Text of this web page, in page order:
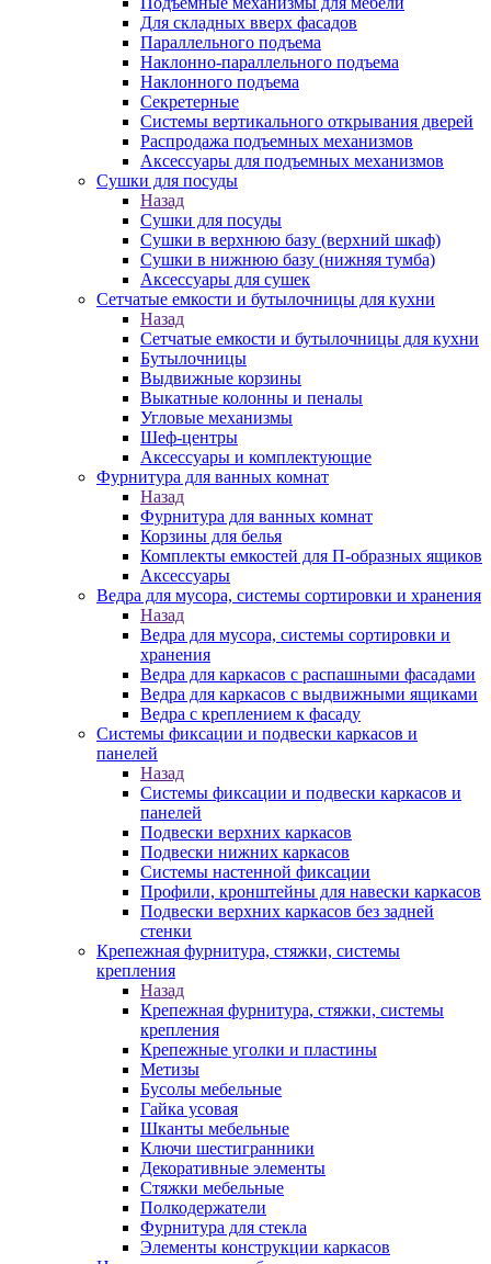
Для складных вверх фасадов
Параллельного подъема
Наклонно-параллельного подъема
Наклонного подъема
Секретерные
Системы вертикального открывания дверей
Распродажа подъемных механизмов
Аксессуары для подъемных механизмов
Сушки для посуды
Назад
Сушки для посуды
Сушки в верхнюю базу (верхний шкаф)
Сушки в нижнюю базу (нижняя тумба)
Аксессуары для сушек
Сетчатые емкости и бутылочницы для кухни
Назад
Сетчатые емкости и бутылочницы для кухни
Бутылочницы
Выдвижные корзины
Выкатные колонны и пеналы
Угловые механизмы
Шеф-центры
Аксессуары и комплектующие
Фурнитура для ванных комнат
Назад
Фурнитура для ванных комнат
Корзины для белья
Комплекты емкостей для П-образных ящиков
Аксессуары
Ведра для мусора, системы сортировки и хранения
Назад
Ведра для мусора, системы сортировки и
хранения
Ведра для каркасов с распашными фасадами
Ведра для каркасов с выдвижными ящиками
Ведра с креплением к фасаду
Системы фиксации и подвески каркасов и
панелей
Назад
Системы фиксации и подвески каркасов и
панелей
Подвески верхних каркасов
Подвески нижних каркасов
Системы настенной фиксации
Профили, кронштейны для навески каркасов
Подвески верхних каркасов без задней
стенки
Крепежная фурнитура, стяжки, системы
крепления
Назад
Крепежная фурнитура, стяжки, системы
крепления
Крепежные уголки и пластины
Метизы
Бусолы мебельные
Гайка усовая
Шканты мебельные
Ключи шестигранники
Декоративные элементы
Стяжки мебельные
Полкодержатели
Фурнитура для стекла
Элементы конструкции каркасов